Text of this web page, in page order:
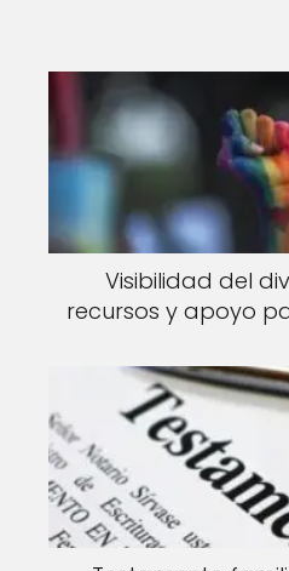
Visibilidad del
recursos y apoyo